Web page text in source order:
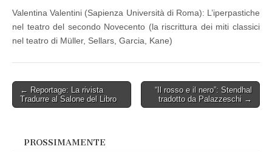
Valentina Valentini (Sapienza Università di Roma): L’iperpastiche
nel teatro del secondo Novecento (la riscrittura dei miti classici
nel teatro di Müller, Sellars, Garcia, Kane)
Post
navigation
← Reportage: La rivista
Tradurre al Salone del Libro
“Il rosso e il nero”: Stendhal
tradotto da Palazzeschi →
PROSSIMAMENTE